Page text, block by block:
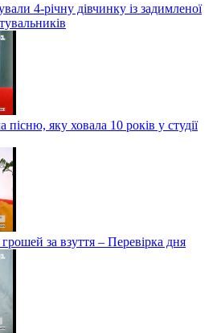
4-річну дівчинку із задимленої
пісню, яку ховала 10 років у студії
за взуття – Перевірка дня